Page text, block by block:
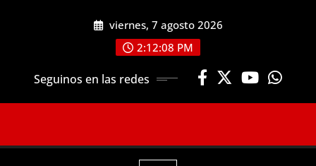
viernes, 7 agosto 2026
2:12:10 PM
Seguinos en las redes